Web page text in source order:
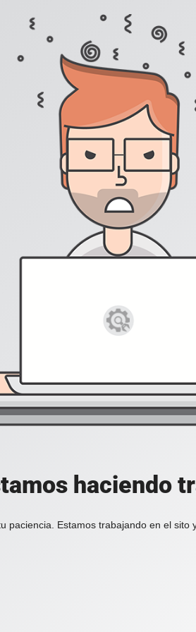
haciendo
paciencia. Estamos trabajando en el sito